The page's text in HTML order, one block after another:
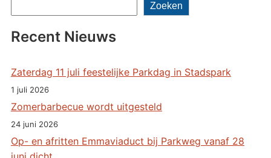
Zoeken
Recent Nieuws
Zaterdag 11 juli feestelijke Parkdag in Stadspark
1 juli 2026
Zomerbarbecue wordt uitgesteld
24 juni 2026
Op- en afritten Emmaviaduct bij Parkweg vanaf 28